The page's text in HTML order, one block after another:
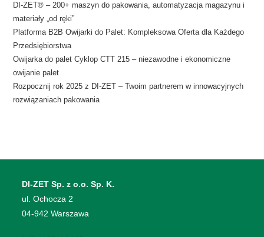
DI-ZET® – 200+ maszyn do pakowania, automatyzacja magazynu i
materiały „od ręki”
Platforma B2B Owijarki do Palet: Kompleksowa Oferta dla Każdego
Przedsiębiorstwa
Owijarka do palet Cyklop CTT 215 – niezawodne i ekonomiczne
owijanie palet
Rozpocznij rok 2025 z DI-ZET – Twoim partnerem w innowacyjnych
rozwiązaniach pakowania
DI-ZET Sp. z o.o. Sp. K.
​ul. Ochocza 2
04-942 Warszawa